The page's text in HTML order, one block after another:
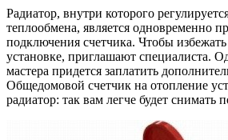
Радиатор, внутри которого
теплообмена, является одновременно
подключения счетчика. Чтобы
установке, приглашают специалиста.
мастера придется заплатить
Общедомовой счетчик на отопление
радиатор: так вам легче будет снимать